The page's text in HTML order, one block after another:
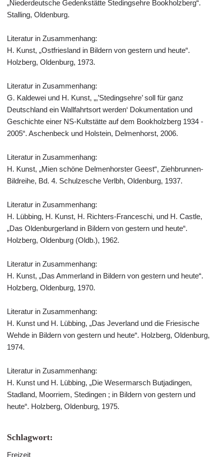
„Niederdeutsche Gedenkstätte Stedingsehre Bookholzberg“.
Stalling, Oldenburg.
Literatur in Zusammenhang:
H. Kunst, „Ostfriesland in Bildern von gestern und heute“.
Holzberg, Oldenburg, 1973.
Literatur in Zusammenhang:
G. Kaldewei und H. Kunst, „‚’Stedingsehre’ soll für ganz
Deutschland ein Wallfahrtsort werden‘ Dokumentation und
Geschichte einer NS-Kultstätte auf dem Bookholzberg 1934 -
2005“. Aschenbeck und Holstein, Delmenhorst, 2006.
Literatur in Zusammenhang:
H. Kunst, „Mien schöne Delmenhorster Geest“, Ziehbrunnen-
Bildreihe, Bd. 4. Schulzesche Verlbh, Oldenburg, 1937.
Literatur in Zusammenhang:
H. Lübbing, H. Kunst, H. Richters-Franceschi, und H. Castle,
„Das Oldenburgerland in Bildern von gestern und heute“.
Holzberg, Oldenburg (Oldb.), 1962.
Literatur in Zusammenhang:
H. Kunst, „Das Ammerland in Bildern von gestern und heute“.
Holzberg, Oldenburg, 1970.
Literatur in Zusammenhang:
H. Kunst und H. Lübbing, „Das Jeverland und die Friesische
Wehde in Bildern von gestern und heute“. Holzberg, Oldenburg,
1974.
Literatur in Zusammenhang:
H. Kunst und H. Lübbing, „Die Wesermarsch Butjadingen,
Stadland, Moorriem, Stedingen ; in Bildern von gestern und
heute“. Holzberg, Oldenburg, 1975.
Schlagwort:
Freizeit